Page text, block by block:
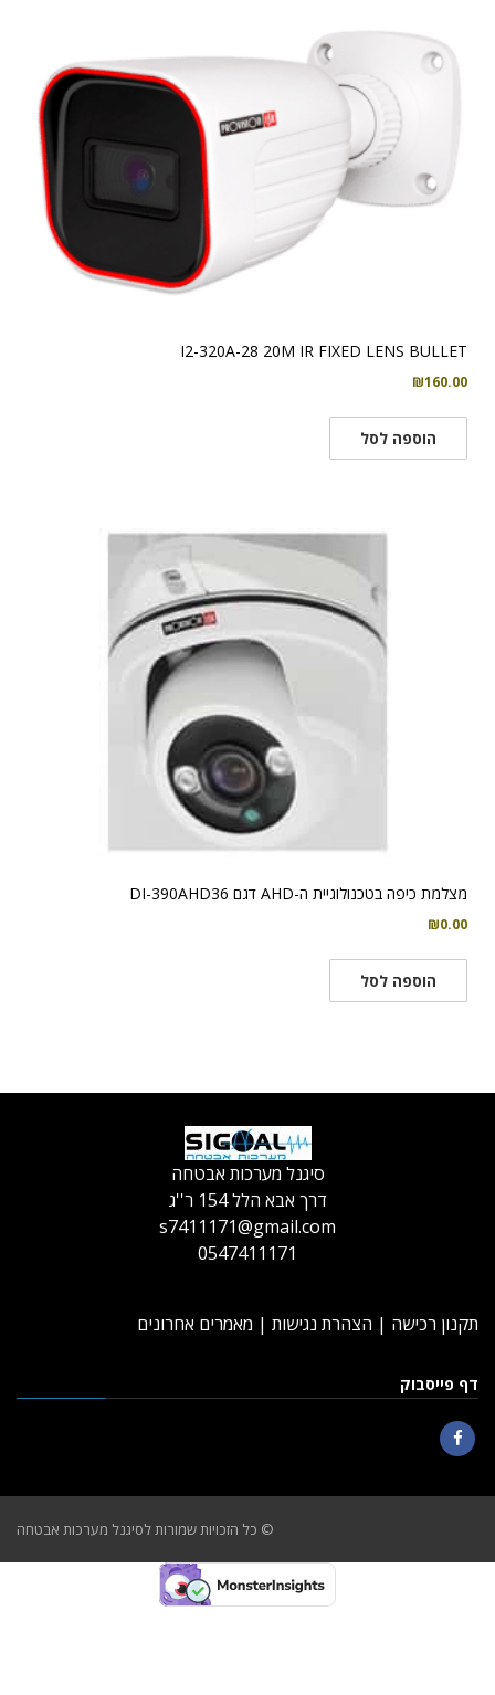
I2-320A-28 20M IR FIXED LENS BULLET
₪160.00
הוספה לסל
מצלמת כיפה בטכנולוגיית ה-AHD דגם DI-390AHD36
₪0.00
הוספה לסל
סיגנל מערכות אבטחה
דרך אבא הלל 154 ר''ג
s7411171@gmail.com
0547411171
רכישה|הצהרת נגישות|מאמרים אחרונים
פייסבוק
© כל הזכויות שמורות לסיגנל מערכות אבטחה